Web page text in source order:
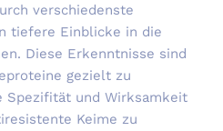
verschiedenste
tiefere Einblicke in die
Diese Erkenntnisse sind
gezielt zu
Spezifität und Wirksamkeit
Keime zu